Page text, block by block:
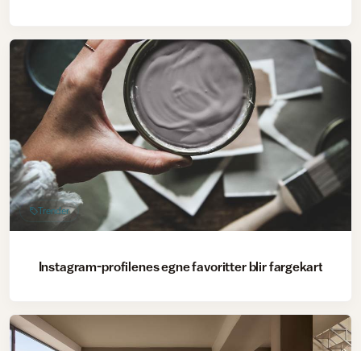
Trender
Instagram-profilenes egne favoritter blir fargekart